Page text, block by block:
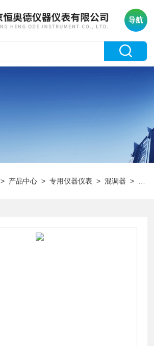
导航
> 产品中心 >专用仪器仪表 >混调器 > HAD-1100吴茵混调器